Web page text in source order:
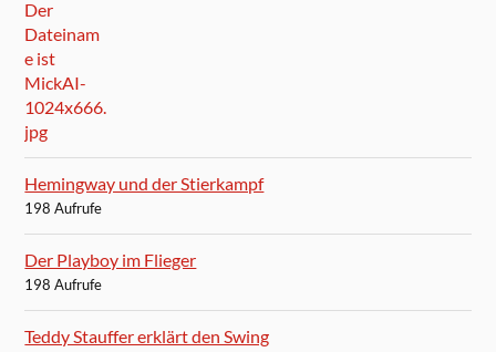
Hemingway und der Stierkampf
198 Aufrufe
Der Playboy im Flieger
198 Aufrufe
Teddy Stauffer erklärt den Swing